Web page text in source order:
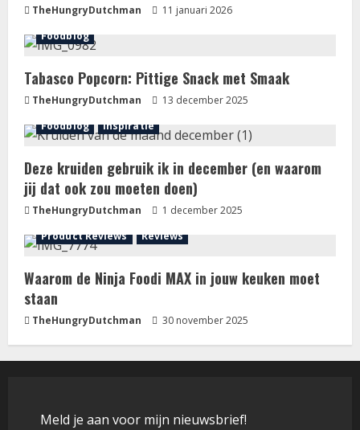
TheHungryDutchman
11 januari 2026
Foodblog
Tabasco Popcorn: Pittige Snack met Smaak
TheHungryDutchman
13 december 2025
Foodblog
Inspiratie
Deze kruiden gebruik ik in december (en waarom
jij dat ook zou moeten doen)
TheHungryDutchman
1 december 2025
Product Reviews
Reviews
Waarom de Ninja Foodi MAX in jouw keuken moet
staan
TheHungryDutchman 30 november 2025
Meld je aan voor mijn nieuwsbrief!